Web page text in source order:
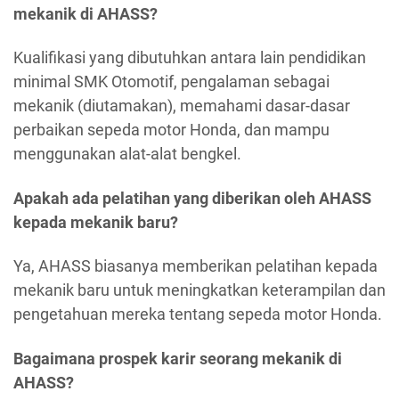
mekanik di AHASS?
Kualifikasi yang dibutuhkan antara lain pendidikan
minimal SMK Otomotif, pengalaman sebagai
mekanik (diutamakan), memahami dasar-dasar
perbaikan sepeda motor Honda, dan mampu
menggunakan alat-alat bengkel.
Apakah ada pelatihan yang diberikan oleh AHASS
kepada mekanik baru?
Ya, AHASS biasanya memberikan pelatihan kepada
mekanik baru untuk meningkatkan keterampilan dan
pengetahuan mereka tentang sepeda motor Honda.
Bagaimana prospek karir seorang mekanik di
AHASS?